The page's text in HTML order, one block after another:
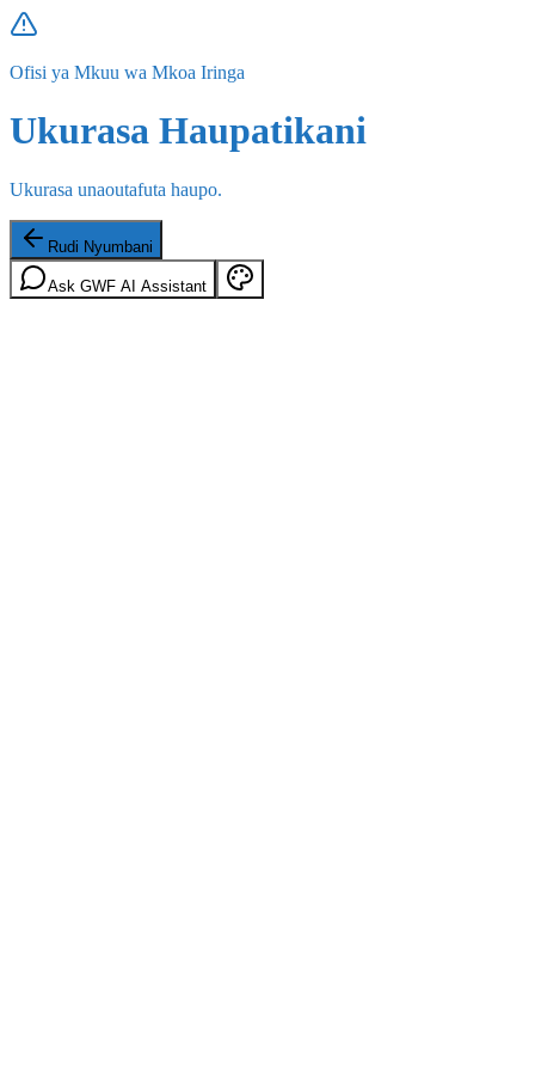
Ofisi ya Mkuu wa Mkoa Iringa
Ukurasa Haupatikani
Ukurasa unaoutafuta haupo.
Rudi Nyumbani
Ask GWF AI Assistant